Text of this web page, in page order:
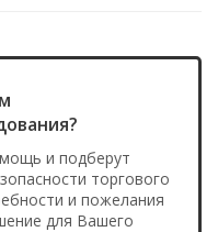
и подберут
торгового
и пожелания
для Вашего